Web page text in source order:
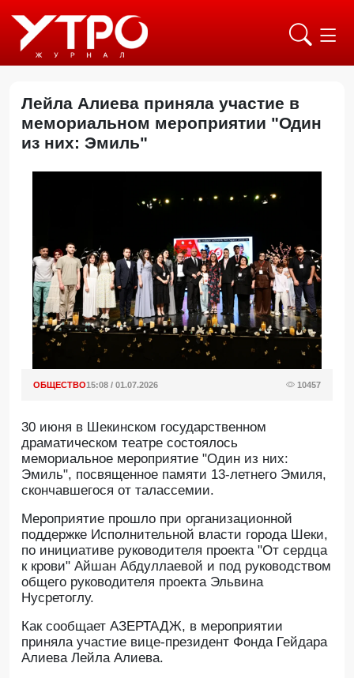
Лейла Алиева приняла участие в
мемориальном мероприятии "Один
из них: Эмиль"
ОБЩЕСТВО15:08 / 01.07.2026 10457
30 июня в Шекинском государственном
драматическом театре состоялось
мемориальное мероприятие "Один из них:
Эмиль", посвященное памяти 13-летнего Эмиля,
скончавшегося от талассемии.
Мероприятие прошло при организационной
поддержке Исполнительной власти города Шеки,
по инициативе руководителя проекта "От сердца
к крови" Айшан Абдуллаевой и под руководством
общего руководителя проекта Эльвина
Нусретоглу.
Как сообщает АЗЕРТАДЖ, в мероприятии
приняла участие вице-президент Фонда Гейдара
Алиева Лейла Алиева.